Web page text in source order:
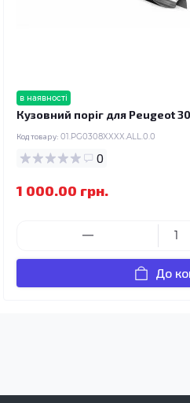
в наявності
Кузовний поріг для Peugeot
Код товару: 01.PG0308XXXX.ALL.0.0
0
1 000.00 грн.
До